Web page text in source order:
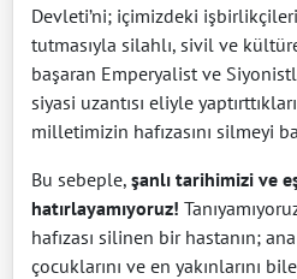
Devleti’ni; içimizdeki
tutmasıyla silahlı, sivil ve
başaran Emperyalist ve
siyasi uzantısı eliyle
milletimizin hafızasını silmeyi
Bu sebeple, şanlı tarihimizi ve
hatırlayamıyoruz!
hafızası silinen bir hastanın;
çocuklarını ve en yakınlarını